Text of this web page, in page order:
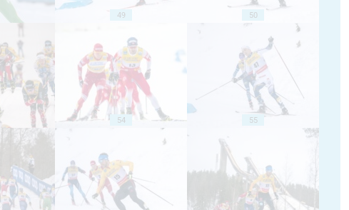
49 50
54 55